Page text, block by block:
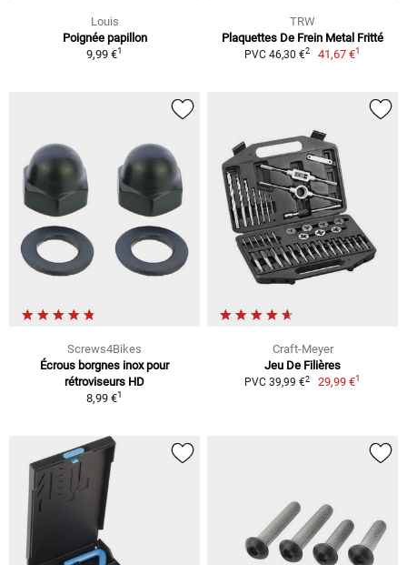
Louis
Poignée papillon
9,99 €1
TRW
Plaquettes De Frein Metal Fritté
PVC 46,30 €2 41,67 €1
Screws4Bikes
Écrous borgnes inox pour
rétroviseurs HD
8,99 €1
Craft-Meyer
Jeu De Filières
PVC 39,99 €2 29,99 €1